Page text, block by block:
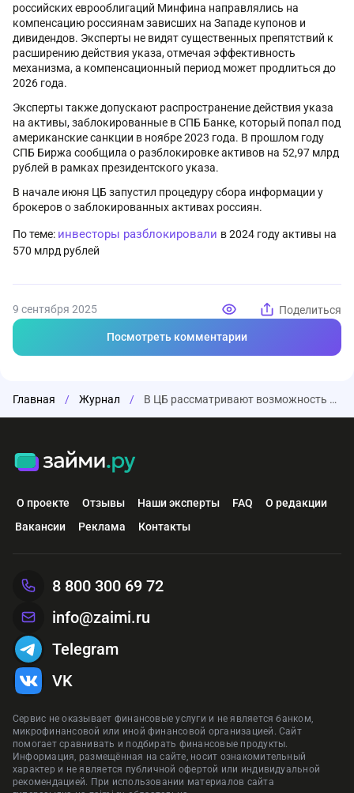
российских еврооблигаций Минфина направлялись на
компенсацию россиянам зависших на Западе купонов и
дивидендов. Эксперты не видят существенных препятствий к
расширению действия указа, отмечая эффективность
механизма, а компенсационный период может продлиться до
2026 года.
Эксперты также допускают распространение действия указа
на активы, заблокированные в СПБ Банке, который попал под
американские санкции в ноябре 2023 года. В прошлом году
СПБ Биржа сообщила о разблокировке активов на 52,97 млрд
рублей в рамках президентского указа.
В начале июня ЦБ запустил процедуру сбора информации у
брокеров о заблокированных активах россиян.
По теме: инвесторы разблокировали в 2024 году активы на
570 млрд рублей
9 сентября 2025 Поделиться
Посмотреть комментарии
Главная / Журнал / В ЦБ рассматривают возможность возобновления выплат по заблокированным активам россиян
О проекте Отзывы Наши эксперты FAQ
О редакции
Вакансии
Реклама Контакты
Сервис не оказывает финансовые услуги и не является банком,
микрофинансовой или иной финансовой организацией. Сайт
помогает сравнивать и подбирать финансовые продукты.
Информация, размещённая на сайте, носит ознакомительный
характер и не является публичной офертой или индивидуальной
рекомендацией. При использовании материалов сайта
8 800 300 69 72
info@zaimi.ru
Telegram
VK